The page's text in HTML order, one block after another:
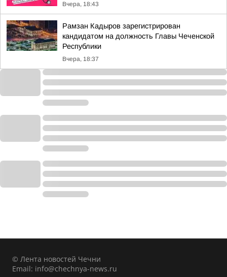
Вчера, 18:43
Рамзан Кадыров зарегистрирован
кандидатом на должность Главы Чеченской
Республики
Вчера, 18:37
© Лента новостей Чечни
Email: info@chechnya-news.ru